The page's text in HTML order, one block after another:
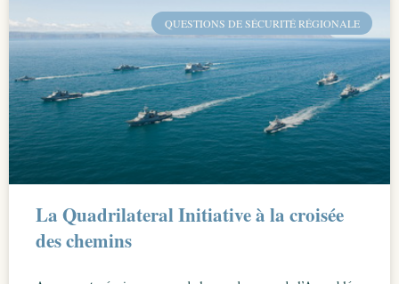
QUESTIONS DE SÉCURITÉ RÉGIONALE
La Quadrilateral Initiative à la croisée
des chemins